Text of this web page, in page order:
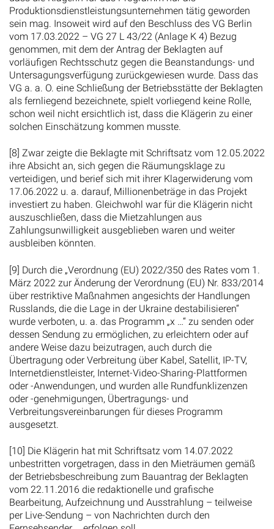
Produktionsdienstleistungsunternehmen tätig geworden
sein mag. Insoweit wird auf den Beschluss des VG Berlin
vom 17.03.2022 – VG 27 L 43/22 (Anlage K 4) Bezug
genommen, mit dem der Antrag der Beklagten auf
vorläufigen Rechtsschutz gegen die Beanstandungs- und
Untersagungsverfügung zurückgewiesen wurde. Dass das
VG a. a. O. eine Schließung der Betriebsstätte der Beklagten
als fernliegend bezeichnete, spielt vorliegend keine Rolle,
schon weil nicht ersichtlich ist, dass die Klägerin zu einer
solchen Einschätzung kommen musste.
[8] Zwar zeigte die Beklagte mit Schriftsatz vom 12.05.2022
ihre Absicht an, sich gegen die Räumungsklage zu
verteidigen, und berief sich mit ihrer Klagerwiderung vom
17.06.2022 u. a. darauf, Millionenbeträge in das Projekt
investiert zu haben. Gleichwohl war für die Klägerin nicht
auszuschließen, dass die Mietzahlungen aus
Zahlungsunwilligkeit ausgeblieben waren und weiter
ausbleiben könnten.
[9] Durch die „Verordnung (EU) 2022/350 des Rates vom 1.
März 2022 zur Änderung der Verordnung (EU) Nr. 833/2014
über restriktive Maßnahmen angesichts der Handlungen
Russlands, die die Lage in der Ukraine destabilisieren“
wurde verboten, u. a. das Programm „x …“ zu senden oder
dessen Sendung zu ermöglichen, zu erleichtern oder auf
andere Weise dazu beizutragen, auch durch die
Übertragung oder Verbreitung über Kabel, Satellit, IP-TV,
Internetdienstleister, Internet-Video-Sharing-Plattformen
oder -Anwendungen, und wurden alle Rundfunklizenzen
oder -genehmigungen, Übertragungs- und
Verbreitungsvereinbarungen für dieses Programm
ausgesetzt.
[10] Die Klägerin hat mit Schriftsatz vom 14.07.2022
unbestritten vorgetragen, dass in den Mieträumen gemäß
der Betriebsbeschreibung zum Bauantrag der Beklagten
vom 22.11.2016 die redaktionelle und grafische
Bearbeitung, Aufzeichnung und Ausstrahlung – teilweise
per Live-Sendung – von Nachrichten durch den